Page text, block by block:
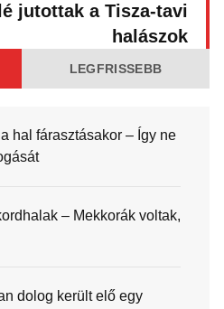
jutottak a Tisza-tavi
halászok
LEGFRISSEBB
hal fárasztásakor – Így ne
– Mekkorák voltak,
dolog került elő egy